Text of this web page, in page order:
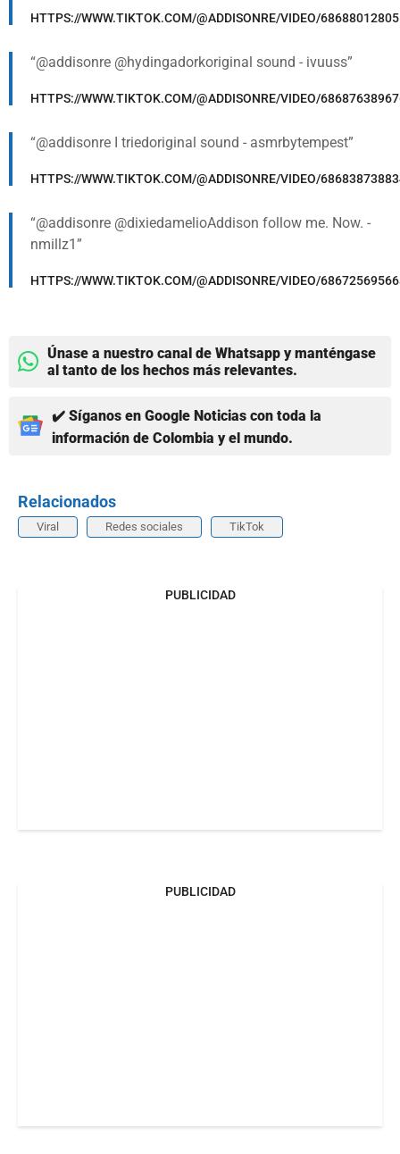
HTTPS://WWW.TIKTOK.COM/@ADDISONRE/VIDEO/
@addisonre @hydingadorkoriginal sound - ivuuss
HTTPS://WWW.TIKTOK.COM/@ADDISONRE/VIDEO/
@addisonre I triedoriginal sound - asmrbytempest
HTTPS://WWW.TIKTOK.COM/@ADDISONRE/VIDEO/
@addisonre @dixiedamelioAddison follow me. Now. -
nmillz1
HTTPS://WWW.TIKTOK.COM/@ADDISONRE/VIDEO/
Únase a nuestro canal de Whatsapp y manténgase
al tanto de los hechos más relevantes.
✔️ Síganos en Google Noticias con toda la
información de Colombia y el mundo.
Relacionados
Viral Redes sociales TikTok
PUBLICIDAD
PUBLICIDAD